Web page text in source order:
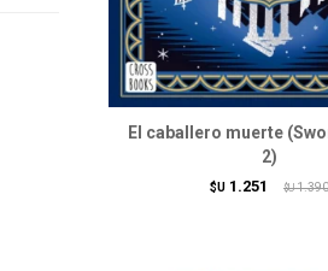
El caballero muerte
2)
$U 1.251 $U 1.390